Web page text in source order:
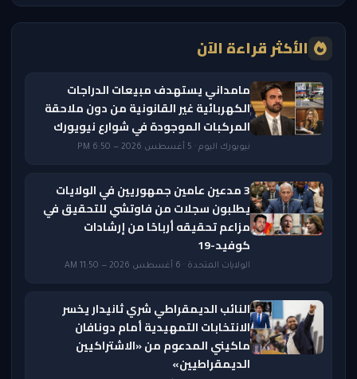
الأكثر قراءة الآن
مامداني يستهدف مبيعات الدراجات
الكهربائية غير القانونية من دون ملاحقة
المركبات الموجودة في شوارع نيويورك
نيويورك اليوم · 5 أغسطس 2026 — 6:50 PM
3 مدعين عامين جمهوريين في الولايات
يطلبون سجلات من فاوتشي للتحقيق في
مزاعم تحقيقه أرباحًا من إرشادات
كوفيد-19
الولايات المتحدة · 6 أغسطس 2026 — 11:50 AM
النائب الديمقراطي شري ثانيدار يخسر
الانتخابات التمهيدية أمام دونافان
ماكيني المدعوم من «الاشتراكيين
الديمقراطيين»